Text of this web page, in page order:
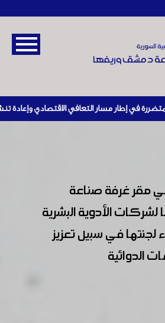
مقر غرفة صناعة
الأدوية البشرية
لجنتها في سبيل تعزيز
الدوائية